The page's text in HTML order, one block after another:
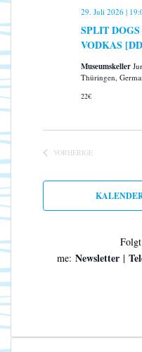
SPLIT
VODKAS
29. Juli 2026 |
Museumskeller
Thüringen,
22€
VORHERIGE
me: Newsletter|